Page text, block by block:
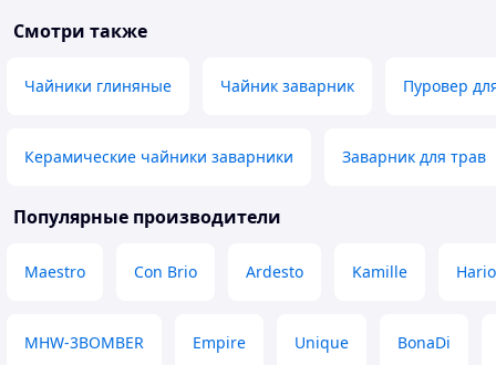
из термоса. Или можно
откручивая-закручивая крышку - не
держать за ручку, ломается. )
Удобный объём
Недостатки
стиснеться
вже не
Смотри также
Чайники глиняные Чайник заварник Пуровер
Керамические чайники заварники Заварник для трав
Популярные производители
Maestro Con Brio Ardesto Kamille Hario
MHW-3BOMBER Empire Unique BonaDi